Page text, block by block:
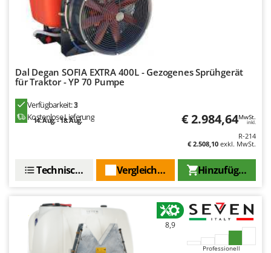
Dal Degan SOFIA EXTRA 400L - Gezogenes Sprühgerät
für Traktor - YP 70 Pumpe
Verfügbarkeit:3
Kostenlose Lieferung
14. Aug. - 18. Aug. € 2.984,64MwSt.
inkl.
R-214
€ 2.508,10 exkl. MwSt.
Hinzufügen
Vergleichen Sie
Technische Daten
8,9
Professionell